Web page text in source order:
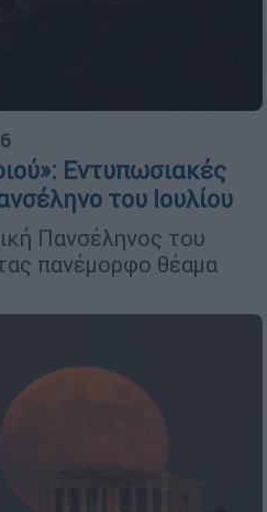
Εντυπωσιακές
του Ιουλίου
Πανσέληνος του
πανέμορφο θέαμα